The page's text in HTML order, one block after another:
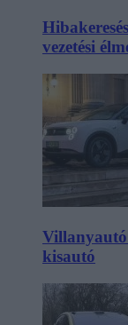
vezetési
Villanyautó
kisautó